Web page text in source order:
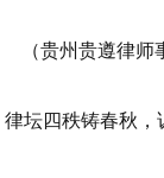
（贵州贵遵律师
律坛四秩铸春秋，